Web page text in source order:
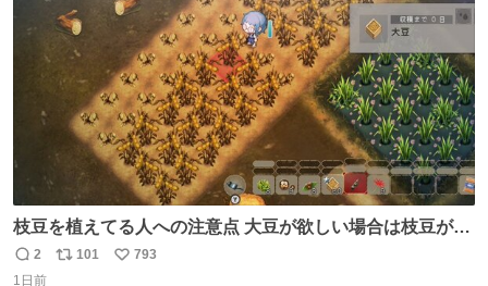
数
枝豆を植えてる人への注意点 大豆が欲しい場合は枝豆が収
穫できる状態で秋を迎えましょう。 気になって一部だけ収
穫したら普通に枯れてた… #ほの暮しの庭
返
2
リ
101
い
793
1日前